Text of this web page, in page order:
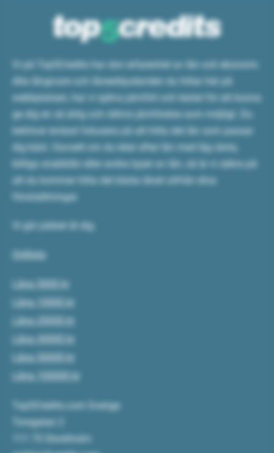
Vi på Top5Credits har stor erfarenhet av lån och ekonomi.
Alla långivare och låneerbjudanden du hittar här på
webbplatsen, har vi själva jämfört och testat för att kunna
ge dig en så ärlig och rättvis jämförelse som möjligt. Du
behöver endast fokusera på att hitta det lån som passar
dig bäst. Oavsett om du letar efter lån med låg ränta,
billiga snabblån eller andra typer av lån, så är vi säkra på
att du kommer hitta det bästa lånet utifrån dina
förutsättningar.
Vi gör jobbet åt dig.
Ordlista
Låna 5000 kr
Låna 10000 kr
Låna 20000 kr
Låna 30000 kr
Låna 50000 kr
Låna 100000 kr
Top5Credits.com Sverige
Torsgatan 2
111 75 Stockholm